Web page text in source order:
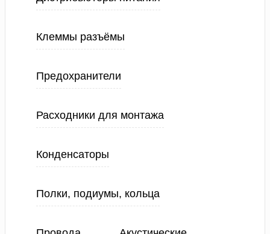
Клеммы разъёмы
Предохранители
Расходники для монтажа
Конденсаторы
Полки, подиумы, кольца